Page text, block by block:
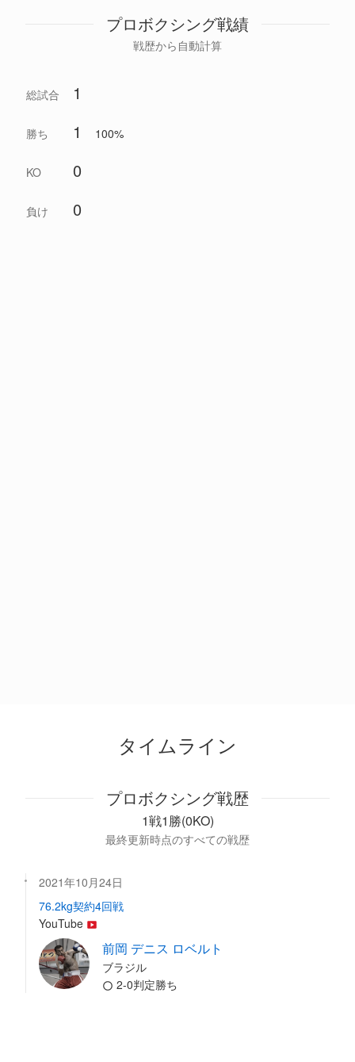
プロボクシング戦績
戦歴から自動計算
総試合 1
勝ち 1 100%
KO 0
負け 0
タイムライン
プロボクシング戦歴
1戦1勝(0KO)
最終更新時点のすべての戦歴
2021年10月24日
76.2kg契約4回戦
YouTube
前岡 デニス ロベルト
ブラジル
2-0判定勝ち